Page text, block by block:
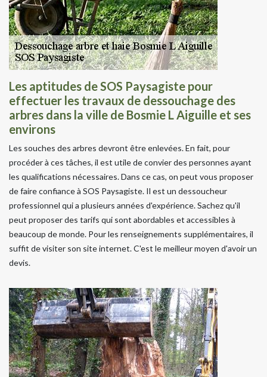
Les aptitudes de SOS Paysagiste pour
effectuer les travaux de dessouchage des
arbres dans la ville de Bosmie L Aiguille et ses
environs
Les souches des arbres devront être enlevées. En fait, pour
procéder à ces tâches, il est utile de convier des personnes ayant
les qualifications nécessaires. Dans ce cas, on peut vous proposer
de faire confiance à SOS Paysagiste. Il est un dessoucheur
professionnel qui a plusieurs années d'expérience. Sachez qu'il
peut proposer des tarifs qui sont abordables et accessibles à
beaucoup de monde. Pour les renseignements supplémentaires, il
suffit de visiter son site internet. C'est le meilleur moyen d'avoir un
devis.